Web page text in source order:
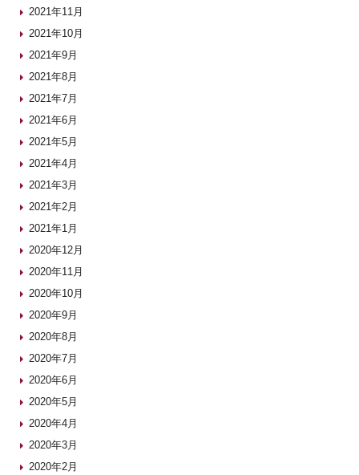
2021年11月
2021年10月
2021年9月
2021年8月
2021年7月
2021年6月
2021年5月
2021年4月
2021年3月
2021年2月
2021年1月
2020年12月
2020年11月
2020年10月
2020年9月
2020年8月
2020年7月
2020年6月
2020年5月
2020年4月
2020年3月
2020年2月